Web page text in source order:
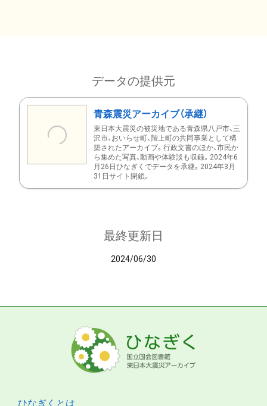
データの提供元
青森震災アーカイブ（承継）
東日本大震災の被災地である青森県八戸市、三
沢市、おいらせ町、階上町の共同事業として構
築されたアーカイブ。行政文書のほか、市民か
ら集めた写真、動画や体験談も収録。2024年6
月26日ひなぎくでデータを承継。2024年3月
31日サイト閉鎖。
最終更新日
2024/06/30
ひなぎくとは